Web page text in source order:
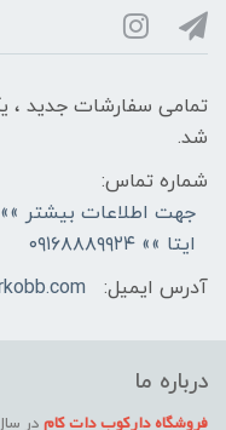
شد.
شماره تماس:
جهت اطلاعات بیشتر
ایتا »» ۰۹۱۶۸۸۸۹۹۲۴
آدرس ایمیل:
درباره ما
فروشگاه دارکوب دات کامدر